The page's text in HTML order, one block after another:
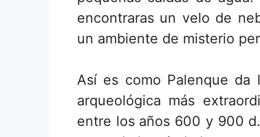
encontraras un velo de
un ambiente de misterio
Así es como Palenque
arqueológica más
entre los años 600 y 900